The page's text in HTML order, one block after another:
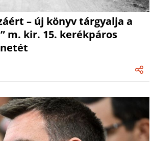
– új könyv tárgyalja a
m. kir. 15. kerékpáros